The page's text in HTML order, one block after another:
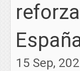
15 Sep,